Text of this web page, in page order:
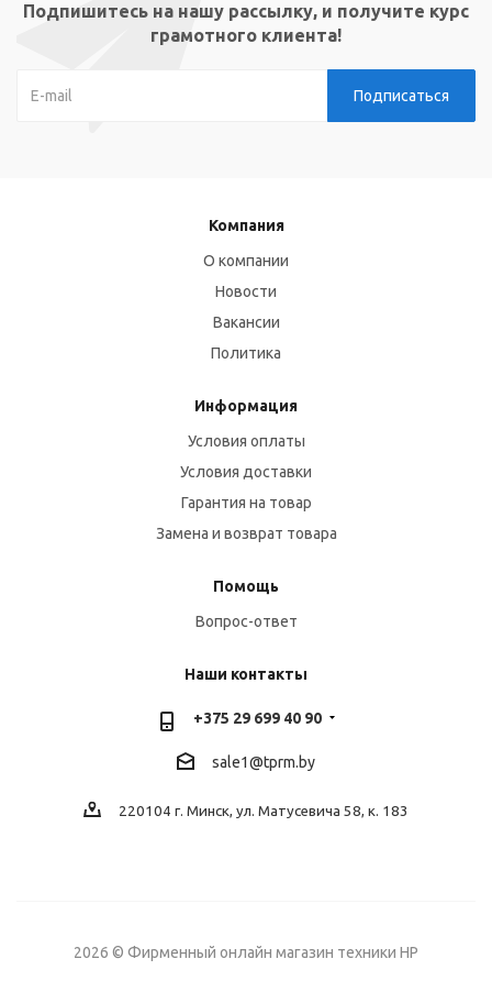
Подпишитесь на нашу рассылку, и получите курс
грамотного клиента!
Компания
О компании
Новости
Вакансии
Политика
Информация
Условия оплаты
Условия доставки
Гарантия на товар
Замена и возврат товара
Помощь
Вопрос-ответ
Наши контакты
+375 29 699 40 90
sale1@tprm.by
220104 г. Минск, ул. Матусевича 58, к. 183
2026 © Фирменный онлайн магазин техники HP